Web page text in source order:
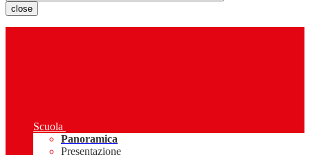
close
Scuola
Panoramica
Presentazione